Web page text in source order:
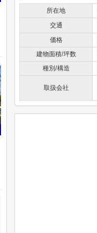
所在地
交通
価格
建物面積/坪数
種別/構造
取扱会社